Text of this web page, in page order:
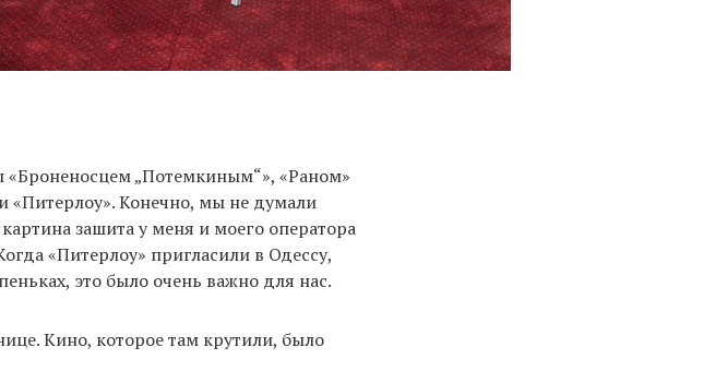
„Потемкиным“», «Раном»
Конечно, мы не думали
зашита у меня и моего оператора
«Питерлоу» пригласили в Одессу,
это было очень важно для нас.
Кино, которое там крутили, было